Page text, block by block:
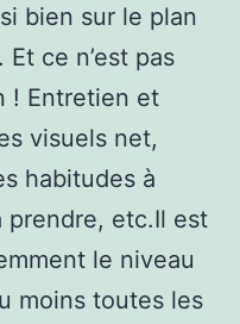
bien sur le plan
ce n’est pas
! Entretien et
visuels net,
habitudes à
etc.Il est
le niveau
moins toutes les